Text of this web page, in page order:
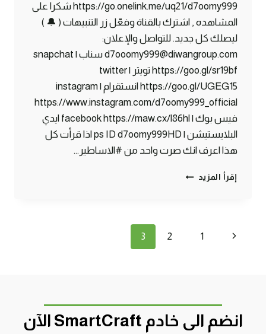
https://go.onelink.me/uq21/d7oomy999 شكرا على
المشاهده , اشترك بالقناة وفعّل زر التنبيهات ( 🔔 )
ليصلك كل جديد. للتواصل والإعلان:
d7ooomy999@diwangroup.com سناب | snapchat
https://goo.gl/sr19bf تويتر | twitter
https://goo.gl/UGEG15 انستقرام | instagram
https://www.instagram.com/d7oomy999_official
فيس بوك | facebook https://maw.cx/l86hl ايدي
البلايستيشن | ps ID d7oomy999HD اذا قرأت كل
هذا اعرف انك صرت واحد من #الاساطير…
إقرأ المزيد ماين
تنقل
الصفحة
1
2
3
انضم الى خادم SmartCraft الآن